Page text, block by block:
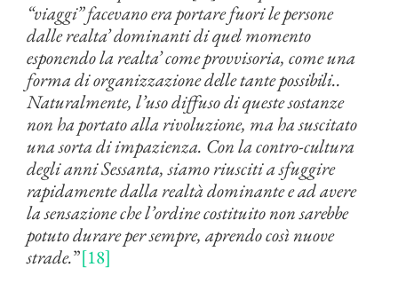
“viaggi” facevano era portare fuori le persone
dalle realta’ dominanti di quel momento
esponendo la realta’ come provvisoria, come una
forma di organizzazione delle tante possibili..
Naturalmente, l’uso diffuso di queste sostanze
non ha portato alla rivoluzione, ma ha suscitato
una sorta di impazienza. Con la contro-cultura
degli anni Sessanta, siamo riusciti a sfuggire
rapidamente dalla realtà dominante e ad avere
la sensazione che l’ordine costituito non sarebbe
potuto durare per sempre, aprendo così nuove
strade.”[18]